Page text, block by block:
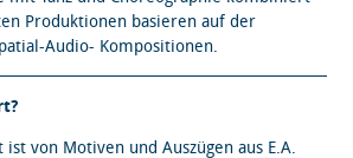
Produktionen basieren auf der
Audio- Kompositionen.
ist von Motiven und Auszügen aus E.A.